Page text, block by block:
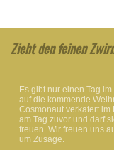
Zieht den feinen
Es gibt nur einen Tag
auf die kommende
Cosmonaut verkatert im
am Tag zuvor und darf
freuen. Wir freuen uns
um Zusage.